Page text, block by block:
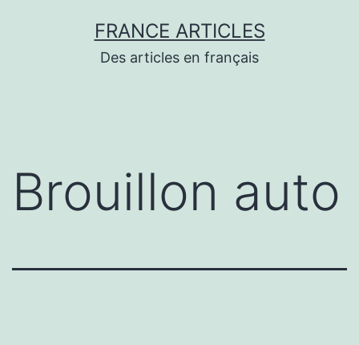
FRANCE ARTICLES
Des articles en français
Brouillon auto